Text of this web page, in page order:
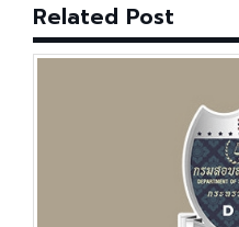
Related Post